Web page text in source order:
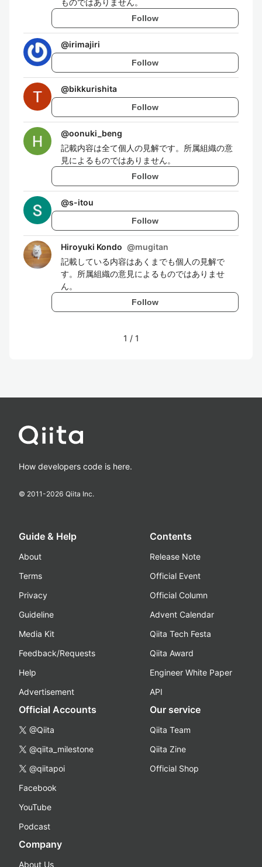
ものではありません。
Follow
@irimajiri
Follow
@bikkurishita
Follow
@oonuki_beng
記載内容は全て個人の見解です。所属組織の意
見によるものではありません。
Follow
@s-itou
Follow
Hiroyuki Kondo @mugitan
記載している内容はあくまでも個人の見解で
す。所属組織の意見によるものではありませ
ん。
Follow
1 / 1
How developers code is here.
© 2011-2026 Qiita Inc.
Guide & Help
About
Terms
Privacy
Guideline
Media Kit
Feedback/Requests
Help
Advertisement
Contents
Release Note
Official Event
Official Column
Advent Calendar
Qiita Tech Festa
Qiita Award
Engineer White Paper
API
Official Accounts
@Qiita
@qiita_milestone
@qiitapoi
Facebook
YouTube
Podcast
Our service
Qiita Team
Qiita Zine
Official Shop
Company
About Us